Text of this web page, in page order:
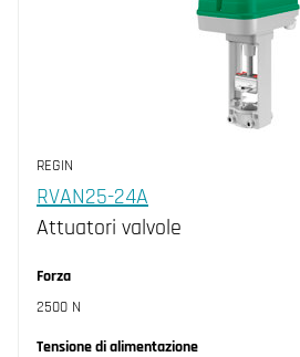
REGIN
RVAN25-24A
Attuatori valvole
Forza
2500 N
Tensione di alimentazione